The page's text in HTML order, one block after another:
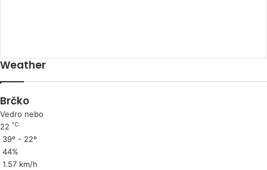
Weather
Brčko
Vedro nebo
22 ℃
39º - 22º
44%
1.57 km/h